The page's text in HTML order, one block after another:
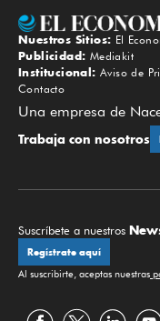
Nuestros Sitios: El
Publicidad: Mediakit
Institucional: Aviso de
Contacto
Una empresa de
Trabaja con nosotros
Suscríbete a nuestros
Regístrate aquí
Al suscribirte, aceptas nuestras